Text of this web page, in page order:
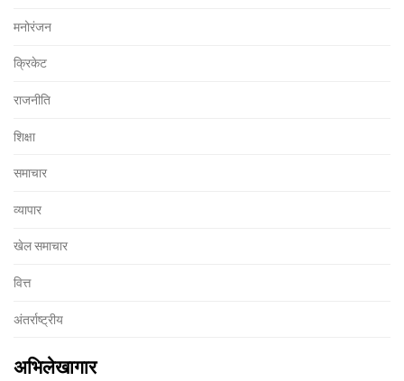
मनोरंजन
क्रिकेट
राजनीति
शिक्षा
समाचार
व्यापार
खेल समाचार
वित्त
अंतर्राष्ट्रीय
अभिलेखागार